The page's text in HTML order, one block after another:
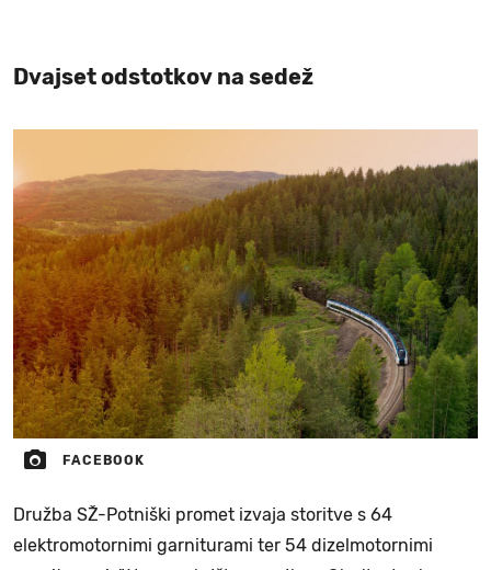
Dvajset odstotkov na sedež
FACEBOOK
Družba SŽ-Potniški promet izvaja storitve s 64
elektromotornimi garniturami ter 54 dizelmotornimi